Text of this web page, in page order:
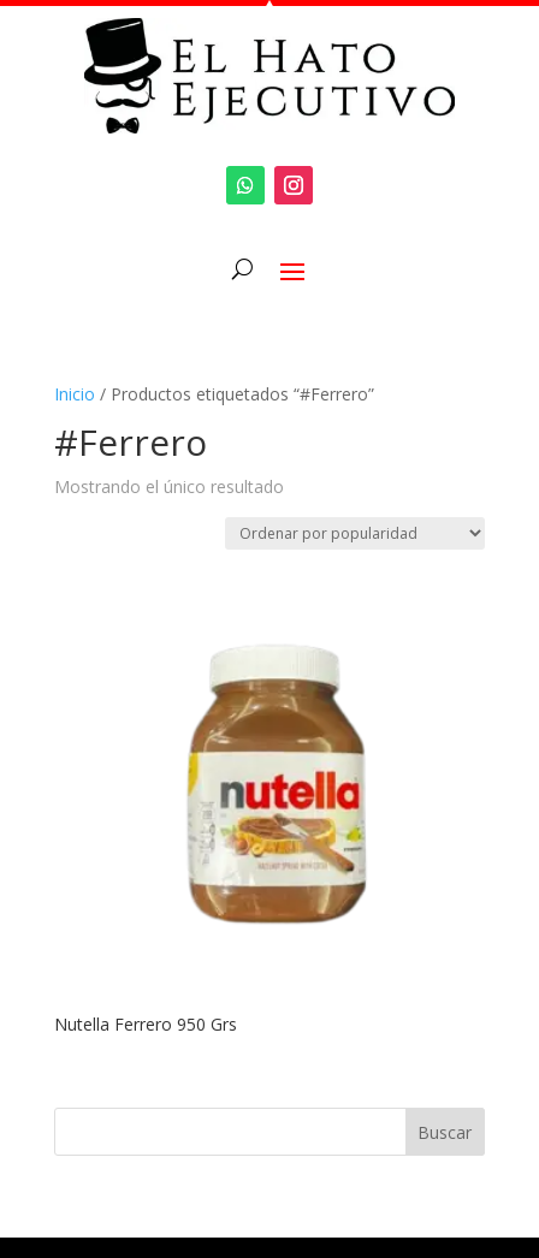
Inicio / Productos etiquetados “#Ferrero”
#Ferrero
Mostrando el único resultado
Nutella Ferrero 950 Grs
Buscar